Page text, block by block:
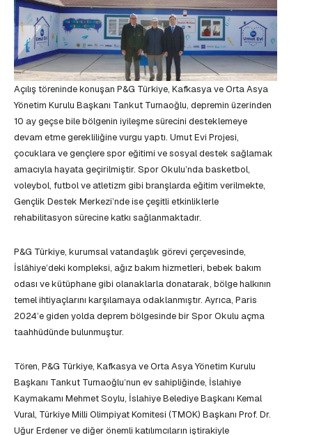
Açılış töreninde konuşan P&G Türkiye, Kafkasya ve Orta Asya
Yönetim Kurulu Başkanı Tankut Turnaoğlu, depremin üzerinden
10 ay geçse bile bölgenin iyileşme sürecini desteklemeye
devam etme gerekliliğine vurgu yaptı. Umut Evi Projesi,
çocuklara ve gençlere spor eğitimi ve sosyal destek sağlamak
amacıyla hayata geçirilmiştir. Spor Okulu’nda basketbol,
voleybol, futbol ve atletizm gibi branşlarda eğitim verilmekte,
Gençlik Destek Merkezi’nde ise çeşitli etkinliklerle
rehabilitasyon sürecine katkı sağlanmaktadır.
P&G Türkiye, kurumsal vatandaşlık görevi çerçevesinde,
İslâhiye’deki kompleksi, ağız bakım hizmetleri, bebek bakım
odası ve kütüphane gibi olanaklarla donatarak, bölge halkının
temel ihtiyaçlarını karşılamaya odaklanmıştır. Ayrıca, Paris
2024’e giden yolda deprem bölgesinde bir Spor Okulu açma
taahhüdünde bulunmuştur.
Tören, P&G Türkiye, Kafkasya ve Orta Asya Yönetim Kurulu
Başkanı Tankut Turnaoğlu’nun ev sahipliğinde, İslahiye
Kaymakamı Mehmet Soylu, İslahiye Belediye Başkanı Kemal
Vural, Türkiye Milli Olimpiyat Komitesi (TMOK) Başkanı Prof. Dr.
Uğur Erdener ve diğer önemli katılımcıların iştirakiyle